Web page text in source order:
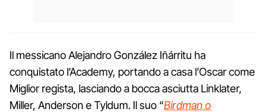
Il messicano Alejandro González Iñárritu ha
conquistato l’Academy, portando a casa l’Oscar come
Miglior regista, lasciando a bocca asciutta Linklater,
Miller, Anderson e Tyldum. Il suo “Birdman o